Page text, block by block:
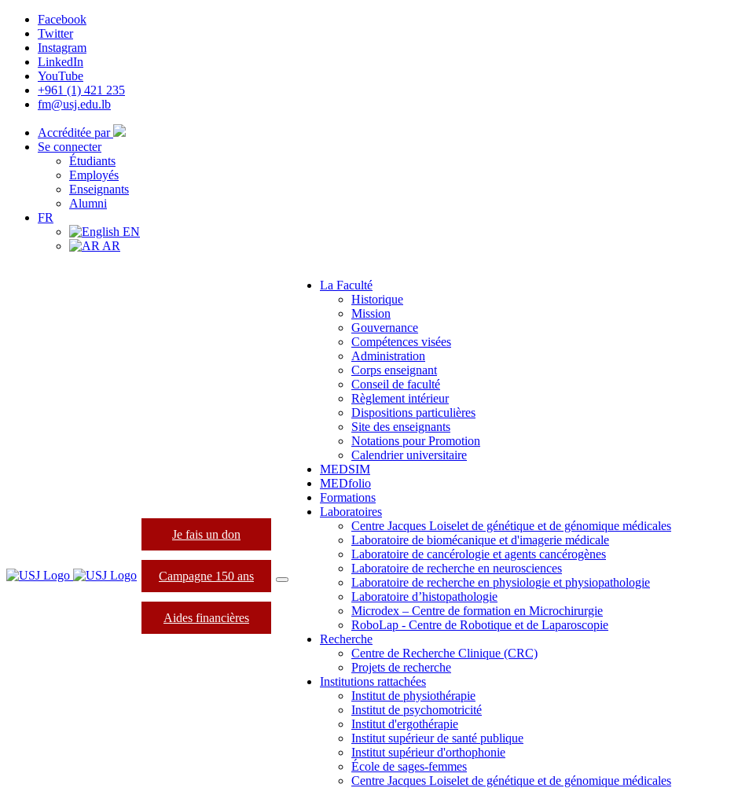
Facebook
Twitter
Instagram
LinkedIn
YouTube
+961 (1) 421 235
fm@usj.edu.lb
Accréditée par
Se connecter
Étudiants
Employés
Enseignants
Alumni
FR
EN
AR
Je fais un don
Campagne 150 ans
Aides financières
La Faculté
Historique
Mission
Gouvernance
Compétences visées
Administration
Corps enseignant
Conseil de faculté
Règlement intérieur
Dispositions particulières
Site des enseignants
Notations pour Promotion
Calendrier universitaire
MEDSIM
MEDfolio
Formations
Laboratoires
Centre Jacques Loiselet de génétique et de génomique médicales
Laboratoire de biomécanique et d'imagerie médicale
Laboratoire de cancérologie et agents cancérogènes
Laboratoire de recherche en neurosciences
Laboratoire de recherche en physiologie et physiopathologie
Laboratoire d’histopathologie
Microdex – Centre de formation en Microchirurgie
RoboLap - Centre de Robotique et de Laparoscopie
Recherche
Centre de Recherche Clinique (CRC)
Projets de recherche
Institutions rattachées
Institut de physiothérapie
Institut de psychomotricité
Institut d'ergothérapie
Institut supérieur de santé publique
Institut supérieur d'orthophonie
École de sages-femmes
Centre Jacques Loiselet de génétique et de génomique médicales